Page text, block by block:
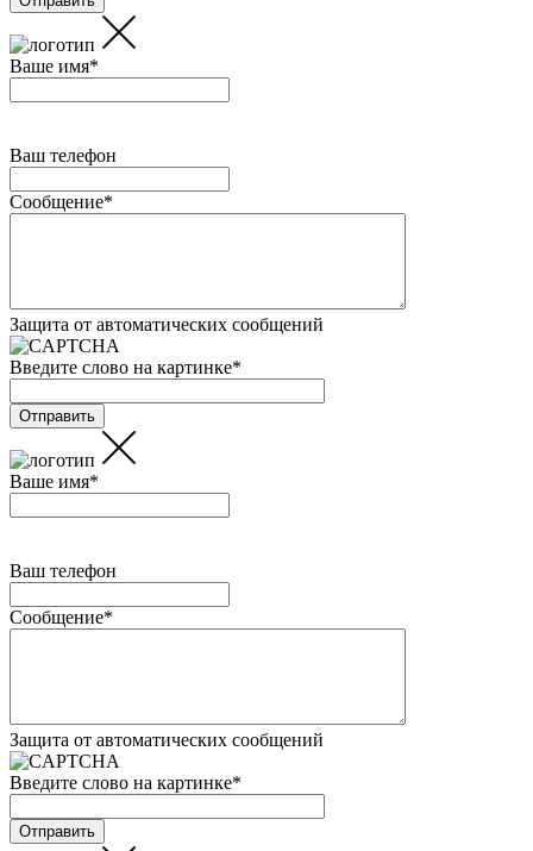
Ваше имя*
Ваш телефон
Сообщение*
Защита от автоматических сообщений
Введите слово на картинке*
Ваше имя*
Ваш телефон
Сообщение*
Защита от автоматических сообщений
Введите слово на картинке*